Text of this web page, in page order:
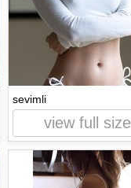
sevimli
view full size